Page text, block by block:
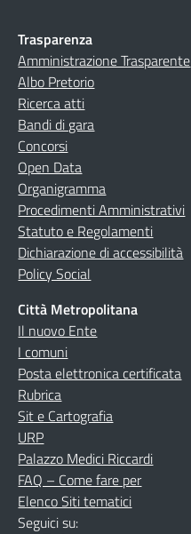
Trasparenza
Amministrazione Trasparente
Albo Pretorio
Ricerca atti
Bandi di gara
Concorsi
Open Data
Organigramma
Procedimenti Amministrativi
Statuto e Regolamenti
Dichiarazione di accessibilità
Policy Social
Città Metropolitana
Il nuovo Ente
I comuni
Posta elettronica certificata
Rubrica
Sit e Cartografia
URP
Palazzo Medici Riccardi
FAQ – Come fare per
Elenco Siti tematici
Seguici su: